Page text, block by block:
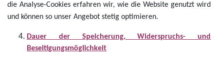
die Analyse-Cookies erfahren wir, wie die Website genutzt wird
und können so unser Angebot stetig optimieren.
Dauer der Speicherung, Widerspruchs- und
Beseitigungsmöglichkeit